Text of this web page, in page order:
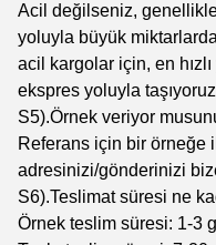
Acil değilseniz,
yoluyla büyük
acil kargolar için, en
ekspres yoluyla
S5).Örnek veriyor
Referans için bir örneğe
adresinizi/gönderinizi
S6).Teslimat süresi ne
Örnek teslim süresi: 1-3